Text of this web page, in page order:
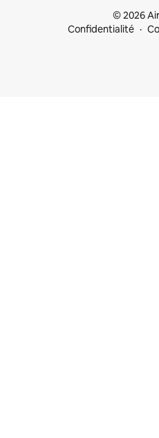
© 2026
Confidentialité